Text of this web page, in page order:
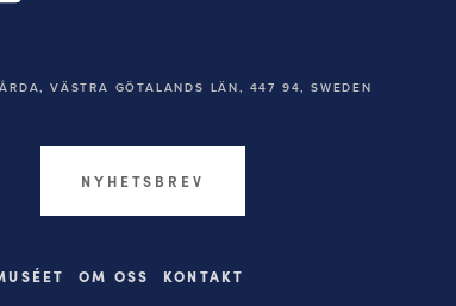
VÄSTRA GÖTALANDS LÄN, 447 94, SWEDEN
NYHETSBREV
OM OSS KONTAKT